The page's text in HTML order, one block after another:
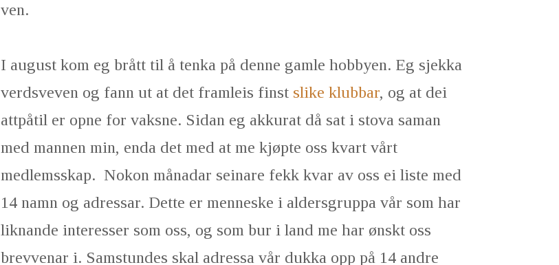
ven.
I august kom eg brått til å tenka på denne gamle hobbyen. Eg sjekka
verdsveven og fann ut at det framleis finst slike klubbar, og at dei
attpåtil er opne for vaksne. Sidan eg akkurat då sat i stova saman
med mannen min, enda det med at me kjøpte oss kvart vårt
medlemsskap. Nokon månadar seinare fekk kvar av oss ei liste med
14 namn og adressar. Dette er menneske i aldersgruppa vår som har
liknande interesser som oss, og som bur i land me har ønskt oss
brevvenar i. Samstundes skal adressa vår dukka opp på 14 andre